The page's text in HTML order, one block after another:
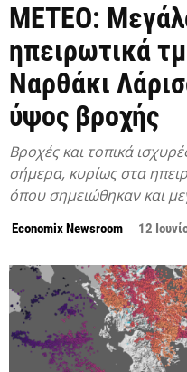
ΜΕΤΕΟ:
ηπειρωτικά
Ναρθάκι
ύψος βροχής
Βροχές και τοπικά
σήμερα, κυρίως στα
όπου σημειώθηκαν και
Economix Newsroom 12